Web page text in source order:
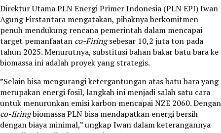
Direktur Utama PLN Energi Primer Indonesia (PLN EPI) Iwan
Agung Firstantara mengatakan, pihaknya berkomitmen
penuh mendukung rencana pemerintah dalam mencapai
target pemanfaatan co-Firingsebesar 10,2 juta ton pada
tahun 2025. Menurutnya, substitusi bahan bakar batu bara ke
biomassa ini adalah proyek yang strategis.
”Selain bisa mengurangi ketergantungan atas batu bara yang
merupakan energi fosil, langkah ini menjadi salah satu cara
untuk menurunkan emisi karbon mencapai NZE 2060. Dengan
co-firingbiomassa PLN bisa mendapatkan energi bersih
dengan biaya minimal,” ungkap Iwan dalam keterangannya